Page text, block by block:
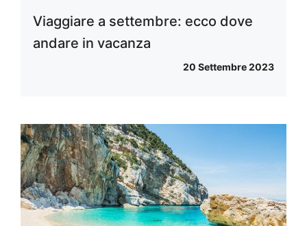
Viaggiare a settembre: ecco dove
andare in vacanza
20 Settembre 2023